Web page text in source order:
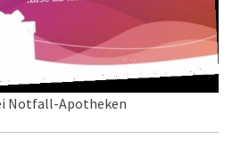
Notfall-Apotheken